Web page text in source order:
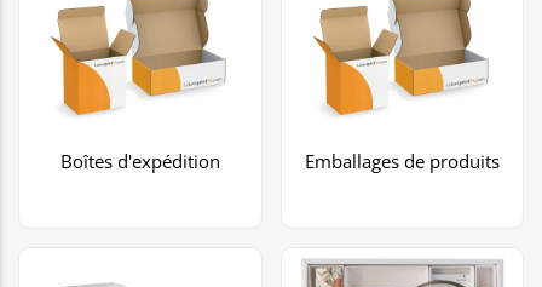
Boîtes d'expédition Emballages de produits